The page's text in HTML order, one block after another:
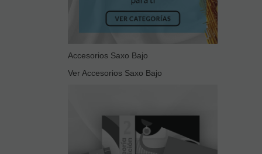
Accesorios Saxo Bajo
Ver Accesorios Saxo Bajo